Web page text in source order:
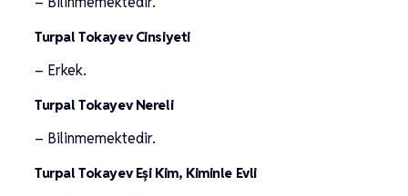
Turpal Tokayev Cinsiyeti
– Erkek.
Turpal Tokayev Nereli
– Bilinmemektedir.
Turpal Tokayev Eşi Kim, Kiminle Evli